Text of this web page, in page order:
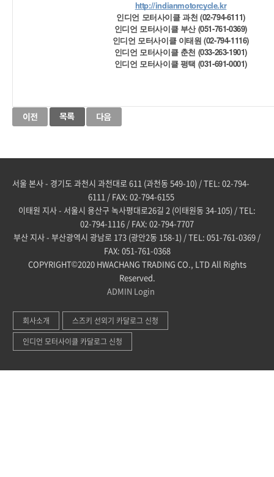
http://indianmotorcycle.kr
인디언 모터사이클 과천 (02-794-6111)
인디언 모터사이클 부산 (051-761-0369)
인디언 모터사이클 이태원 (02-794-1116)
인디언 모터사이클 춘천 (033-263-1901)
인디언 모터사이클 평택 (031-691-0001)
서울 본사 - 경기도 과천시 과천대로 611 (과천동 549-10) / TEL: 02-794-
6111 / FAX: 02-794-6155
이태원 지사 - 서울시 용산구 녹사평대로26길 2 (이태원동 34-105) / TEL:
02-794-1116 / FAX: 02-794-7707
부산 지사 - 부산광역시 광남로 173 (광안2동 158-1) / TEL: 051-761-0369 /
FAX: 051-761-0368
COPYRIGHT©2020 HWACHANG TRADING CO., LTD All Rights
Reserved.
ADMIN Login
회사소개
스즈키 선외기 카달로그 신청
인디언 모터사이클 카달로그 신청